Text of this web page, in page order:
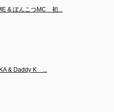
& ぽんこつMC　初...
& Daddy K　...